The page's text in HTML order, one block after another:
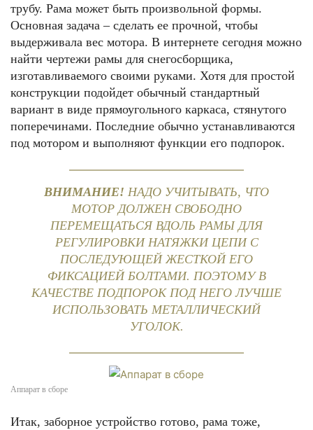
трубу. Рама может быть произвольной формы.
Основная задача – сделать ее прочной, чтобы
выдерживала вес мотора. В интернете сегодня можно
найти чертежи рамы для снегосборщика,
изготавливаемого своими руками. Хотя для простой
конструкции подойдет обычный стандартный
вариант в виде прямоугольного каркаса, стянутого
поперечинами. Последние обычно устанавливаются
под мотором и выполняют функции его подпорок.
ВНИМАНИЕ! НАДО УЧИТЫВАТЬ, ЧТО
МОТОР ДОЛЖЕН СВОБОДНО
ПЕРЕМЕЩАТЬСЯ ВДОЛЬ РАМЫ ДЛЯ
РЕГУЛИРОВКИ НАТЯЖКИ ЦЕПИ С
ПОСЛЕДУЮЩЕЙ ЖЕСТКОЙ ЕГО
ФИКСАЦИЕЙ БОЛТАМИ. ПОЭТОМУ В
КАЧЕСТВЕ ПОДПОРОК ПОД НЕГО ЛУЧШЕ
ИСПОЛЬЗОВАТЬ МЕТАЛЛИЧЕСКИЙ
УГОЛОК.
Аппарат в сборе
Итак, заборное устройство готово, рама тоже,